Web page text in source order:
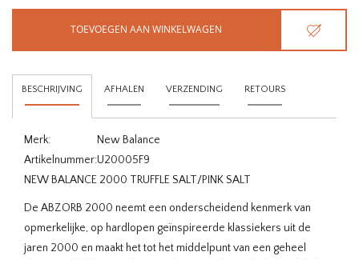
TOEVOEGEN AAN WINKELWAGEN
BESCHRIJVING AFHALEN VERZENDING RETOURS
Merk:
New Balance
Artikelnummer:U20005F9
NEW BALANCE 2000 TRUFFLE SALT/PINK SALT
De ABZORB 2000 neemt een onderscheidend kenmerk van
opmerkelijke, op hardlopen geïnspireerde klassiekers uit de
jaren 2000 en maakt het tot het middelpunt van een geheel